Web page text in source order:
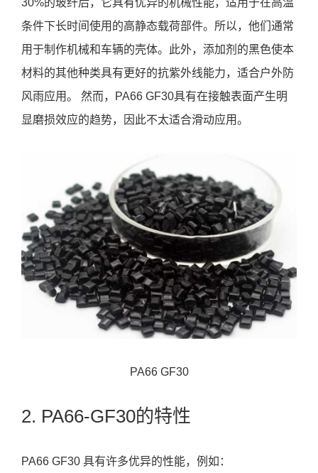
30%的玻纤后，它具有优异的机械性能，适用于在高温
条件下长时间使用的高静态载荷部件。所以，他们通常
用于制作机械和车辆的壳体。此外，添加剂的黑色使本
材料的其他种类具有更好的抗紫外线能力，适合户外防
风雨应用。 然而，PA66 GF30具有在接触表面产生明
显磨损效应的趋势，因此不太适合滑动应用。
PA66 GF30
2. PA66-GF30的特性
PA66 GF30 具有许多优异的性能，例如：